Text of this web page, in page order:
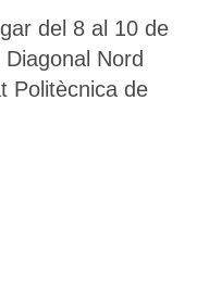
del 8 al 10 de
Nord
Politècnica de